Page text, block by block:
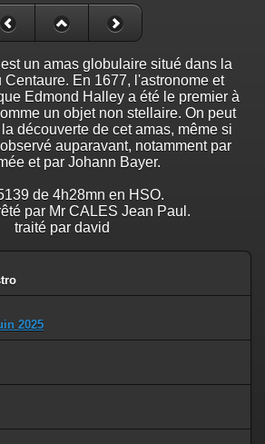
un amas globulaire situé dans la
En 1677, l'astronome et
Edmond Halley a été le premier à
un objet non stellaire. On peut
découverte de cet amas, même si
auparavant, notamment par
et par Johann Bayer.
de 4h28mn en HSO.
par Mr CALES Jean Paul.
traité par david
2025